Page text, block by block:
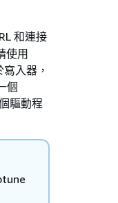
和連接
使用
入器，
個
驅動程